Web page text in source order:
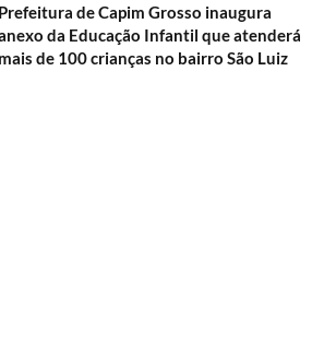
Prefeitura de Capim Grosso inaugura
da Educação Infantil que atenderá
mais de 100 crianças no bairro São Luiz